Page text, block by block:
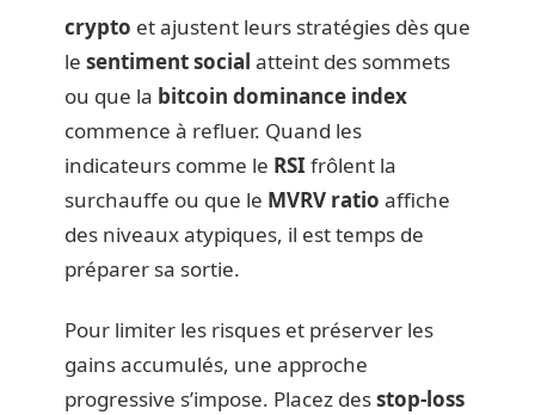
crypto et ajustent leurs stratégies dès que
le sentiment social atteint des sommets
ou que la bitcoin dominance index
commence à refluer. Quand les
indicateurs comme le RSI frôlent la
surchauffe ou que le MVRV ratio affiche
des niveaux atypiques, il est temps de
préparer sa sortie.
Pour limiter les risques et préserver les
gains accumulés, une approche
progressive s’impose. Placez desstop-loss